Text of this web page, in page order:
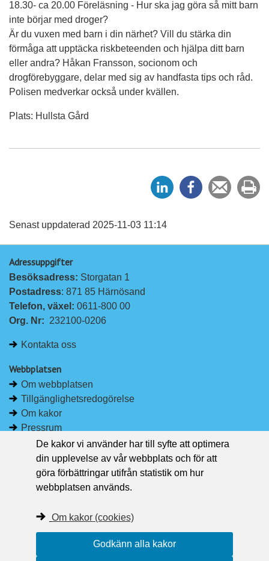
18.30- ca 20.00 Föreläsning - Hur ska jag göra så mitt barn
inte börjar med droger?
Är du vuxen med barn i din närhet? Vill du stärka din
förmåga att upptäcka riskbeteenden och hjälpa ditt barn
eller andra? Håkan Fransson, socionom och
drogförebyggare, delar med sig av handfasta tips och råd.
Polisen medverkar också under kvällen.
Plats: Hullsta Gård
e
e
Tipsa
en
ut
Senast uppdaterad 2025-11-03 11:14
Adressuppgifter
Besöksadress: Storgatan 1
Postadress: 871 85 Härnösand
Telefon, växel: 0611-800 00
Org. Nr: 232100-0206
Kontakta oss
Webbplatsen
Om webbplatsen
Tillgänglighetsredogörelse
Om kakor
Pressrum
Håll dig uppdaterad
Följ Region Västernorrland på Facebook
Region Västernorrland i sociala medier
De kakor vi använder har till syfte att optimera
din upplevelse av vår webbplats och för att
göra förbättringar utifrån statistik om hur
webbplatsen används.
Om kakor (cookies)
Godkänn alla kakor